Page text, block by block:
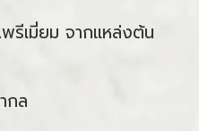
รีเมี่ยม จากแหล่งต้น
กล